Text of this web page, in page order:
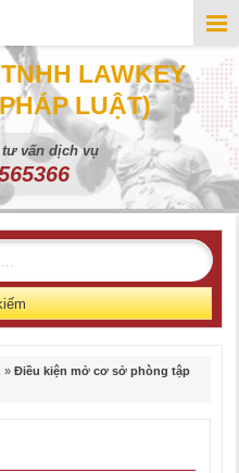
LAWKEY
LUẬT)
vấn dịch vụ
» Điều kiện mở cơ sở phòng tập